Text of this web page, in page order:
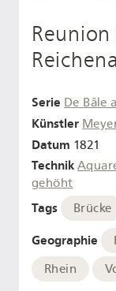
Serie De Bâle
Künstler
Datum 1821
Technik
gehöht
Tags Brücke
Geographie
Rhein